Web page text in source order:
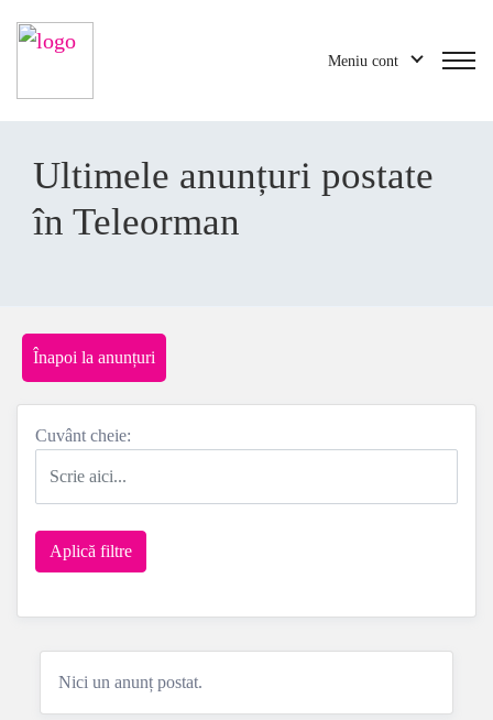
Meniu cont
Ultimele anunțuri postate
în Teleorman
Înapoi la anunțuri
Cuvânt cheie:
Nici un anunț postat.